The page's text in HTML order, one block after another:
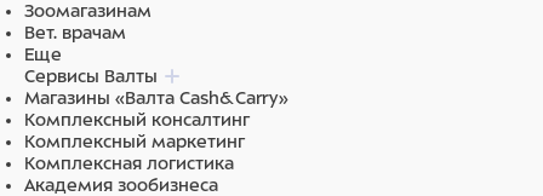
Зоомагазинам
Вет. врачам
Еще
Сервисы Валты
Магазины «Валта Cash&Carry»
Комплексный консалтинг
Комплексный маркетинг
Комплексная логистика
Академия зообизнеса